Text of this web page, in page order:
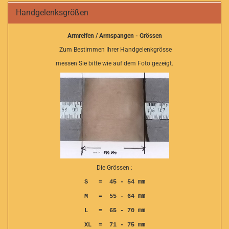
Handgelenksgrößen
Armreifen / Armspangen - Grössen
Zum Bestimmen Ihrer Handgelenkgrösse
messen Sie bitte wie auf dem Foto gezeigt.
Die Grössen :
S = 45 - 54 mm
M = 55 - 64 mm
L = 65 - 70 mm
XL = 71 - 75 mm